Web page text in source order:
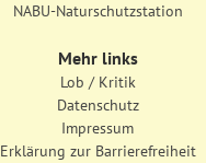
NABU-Naturschutzstation
Mehr links
Lob / Kritik
Datenschutz
Impressum
Erklärung zur Barrierefreiheit